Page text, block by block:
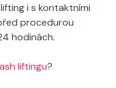
i s kontaktními
procedurou
hodinách.
liftingu?